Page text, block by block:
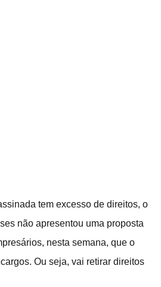
tem excesso de direitos, o
não apresentou uma proposta
nesta semana, que o
Ou seja, vai retirar direitos